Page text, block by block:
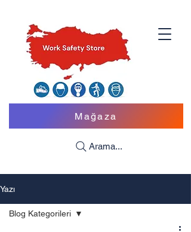
Arama...
Mağaza
Yazı
Blog Kategorileri